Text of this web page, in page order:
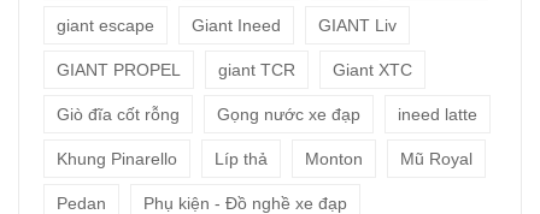
giant escape Giant Ineed GIANT Liv
GIANT PROPEL giant TCR Giant XTC
Giò đĩa cốt rỗng Gọng nước xe đạp ineed latte
Khung Pinarello Líp thả Monton Mũ Royal
Pedan Phụ kiện - Đồ nghề xe đạp